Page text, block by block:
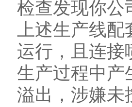
检查发现你公
上述生产线配
运行，且连
生产过程中产
溢出，涉嫌未